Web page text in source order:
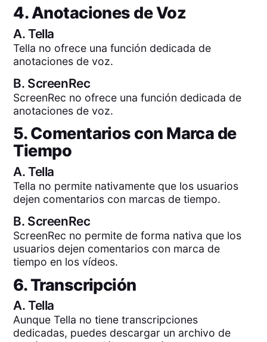
4. Anotaciones de Voz
A.Tella
Tella no ofrece una función dedicada de
anotaciones de voz.
B. ScreenRec
ScreenRec no ofrece una función dedicada de
anotaciones de voz.
5. Comentarios con Marca de
Tiempo
A.Tella
Tella no permite nativamente que los usuarios
dejen comentarios con marcas de tiempo.
B. ScreenRec
ScreenRec no permite de forma nativa que los
usuarios dejen comentarios con marca de
tiempo en los vídeos.
6. Transcripción
A.Tella
Aunque Tella no tiene transcripciones
dedicadas, puedes descargar un archivo de